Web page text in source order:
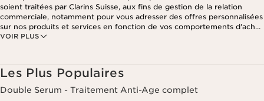
VOIR PLUS
soient traitées par Clarins Suisse, aux fins de gestion de la relation
commerciale, notamment pour vous adresser des offres personnalisées
sur nos produits et services en fonction de vos comportements d'achat,
de vos habitudes et/ou de vos centres d'intérêts, y compris par
cliquant sur le lien de désinscription présent dans chaque newsletter.
Ces informations sont traitées par Clarins et ses prestataires pour le
traitement de votre commande, à des fins de gestion de la relation
client. Notamment pour vous proposer des offres personnalisées et/ou
Les Plus Populaires
Double Serum - Traitement Anti-Age complet